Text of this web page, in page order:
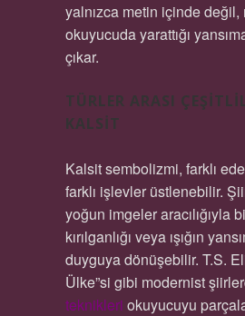
yalnızca metin içinde değil,
okuyucuda yarattığı
çıkar.
TÜRLER ARASI
KALSIT
Kalsit sembolizmi, farklı
farklı işlevler üstlenebilir.
yoğun imgeler aracılığıyla
kırılganlığı veya ışığın
duyguya dönüşebilir. T.S.
Ülke”si gibi modernist
teknikleri okuyucuyu